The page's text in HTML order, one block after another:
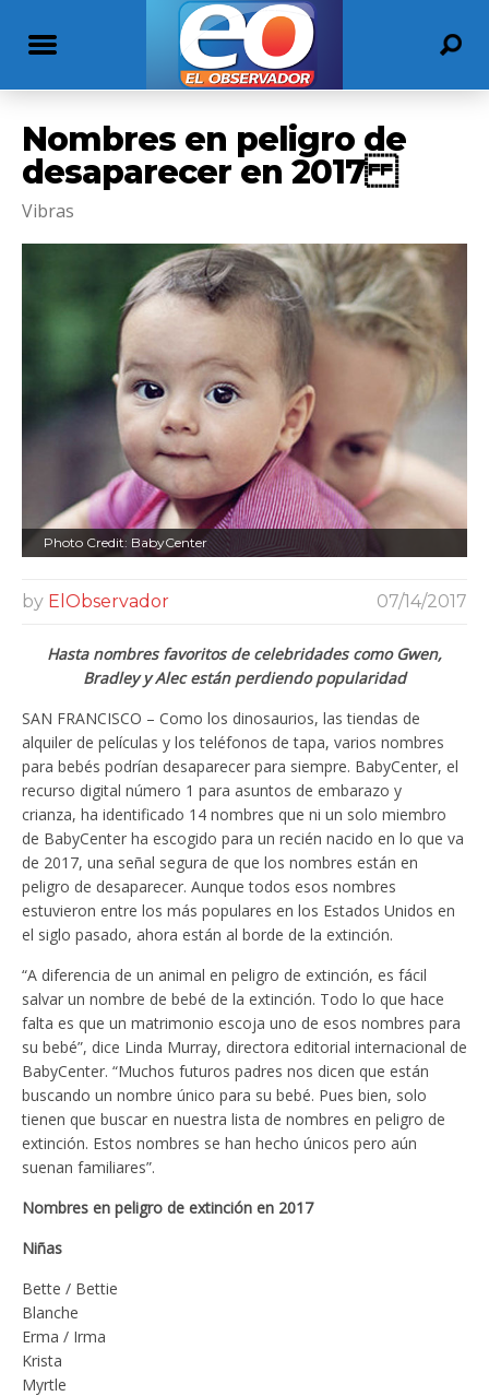
Nombres en peligro de
desaparecer en 2017
Vibras
Photo Credit: BabyCenter
by ElObservador 07/14/2017
Hasta nombres favoritos de celebridades como Gwen,
Bradley y Alec están perdiendo popularidad
SAN FRANCISCO – Como los dinosaurios, las tiendas de
alquiler de películas y los teléfonos de tapa, varios nombres
para bebés podrían desaparecer para siempre. BabyCenter, el
recurso digital número 1 para asuntos de embarazo y
crianza, ha identificado 14 nombres que ni un solo miembro
de BabyCenter ha escogido para un recién nacido en lo que va
de 2017, una señal segura de que los nombres están en
peligro de desaparecer. Aunque todos esos nombres
estuvieron entre los más populares en los Estados Unidos en
el siglo pasado, ahora están al borde de la extinción.
“A diferencia de un animal en peligro de extinción, es fácil
salvar un nombre de bebé de la extinción. Todo lo que hace
falta es que un matrimonio escoja uno de esos nombres para
su bebé”, dice Linda Murray, directora editorial internacional de
BabyCenter. “Muchos futuros padres nos dicen que están
buscando un nombre único para su bebé. Pues bien, solo
tienen que buscar en nuestra lista de nombres en peligro de
extinción. Estos nombres se han hecho únicos pero aún
suenan familiares”.
Nombres en peligro de extinción en 2017
Niñas
Bette / Bettie
Blanche
Erma / Irma
Krista
Myrtle